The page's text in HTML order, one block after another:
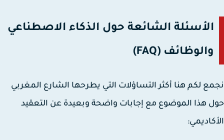
الأسئلة الشائعة حول الذكاء الاصطناعي
والوظائف (FAQ)
لكم هنا أكثر التساؤلات التي يطرحها الشارع المغربي
هذا الموضوع مع إجابات واضحة وبعيدة عن التعقيد